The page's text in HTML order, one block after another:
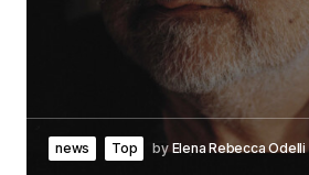
news Top by Elena Rebecca Odelli